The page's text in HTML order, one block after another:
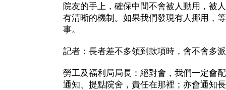
院友的手上，確保中間不會被人動用，被
有清晰的機制。如果我們發現有人挪用，
事。
記者：長者差不多領到款項時，會不會多
勞工及福利局局長：絕對會，我們一定會
通知、提點院舍，責任在那裡；亦會通知